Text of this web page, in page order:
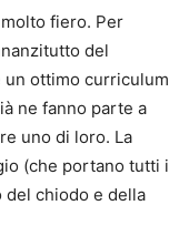
fiero. Per
del
un ottimo curriculum
ne fanno parte a
uno di loro. La
(che portano tutti i
chiodo e della